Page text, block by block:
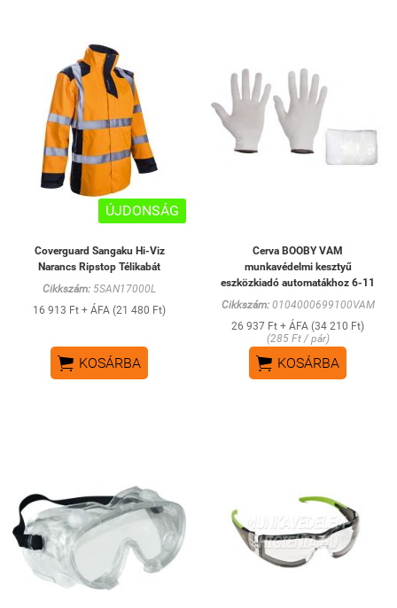
ÚJDONSÁG
Coverguard Sangaku Hi-Viz
Narancs Ripstop Télikabát
Cikkszám: 5SAN17000L
16 913 Ft + ÁFA (21 480 Ft)
 KOSÁRBA
Cerva BOOBY VAM
munkavédelmi kesztyű
eszközkiadó automatákhoz 6-11
Cikkszám:0104000699100VAM
26 937 Ft + ÁFA (34 210 Ft)
(285 Ft / pár)
 KOSÁRBA